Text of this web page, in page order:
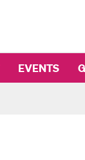
EVENTS